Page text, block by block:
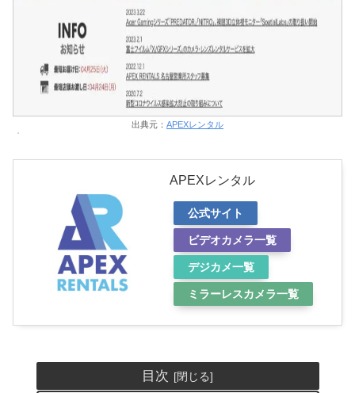
出典元： APEXレンタル
APEXレンタル
公式サイト
ビデオカメラ一覧
デジカメ一覧
ミラーレスカメラ一覧
目次